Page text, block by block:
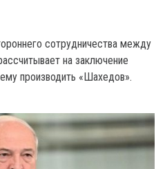
сотрудничества между
на заключение
производить «Шахедов».